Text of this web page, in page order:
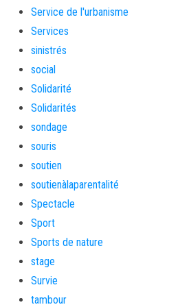
Service de l'urbanisme
Services
sinistrés
social
Solidarité
Solidarités
sondage
souris
soutien
soutienàlaparentalité
Spectacle
Sport
Sports de nature
stage
Survie
tambour